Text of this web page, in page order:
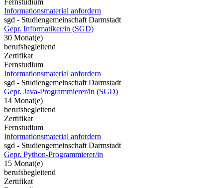
Fernstudium
Informationsmaterial anfordern
sgd - Studiengemeinschaft Darmstadt
Gepr. Informatiker/in (SGD)
30 Monat(e)
berufsbegleitend
Zertifikat
Fernstudium
Informationsmaterial anfordern
sgd - Studiengemeinschaft Darmstadt
Gepr. Java-Programmierer/in (SGD)
14 Monat(e)
berufsbegleitend
Zertifikat
Fernstudium
Informationsmaterial anfordern
sgd - Studiengemeinschaft Darmstadt
Gepr. Python-Programmierer/in
15 Monat(e)
berufsbegleitend
Zertifikat